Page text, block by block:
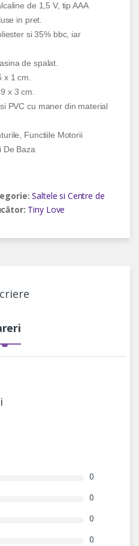
de 1,5 V, tip AAA
in pret.
si 35% bbc, iar
de spalat.
1 cm.
x 3 cm.
PVC cu maner din material
Functiile Motorii
De Baza
Saltele si Centre de
Tiny Love
0
0
0
0